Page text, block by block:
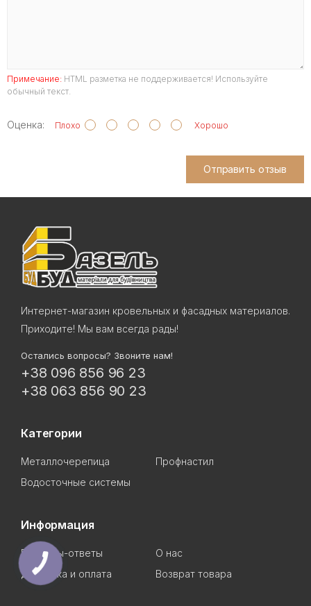
Примечание: HTML разметка не поддерживается! Используйте
обычный текст.
Оценка: Плохо Хорошо
Отправить отзыв
Интернет-магазин кровельных и фасадных материалов.
Приходите! Мы вам всегда рады!
Остались вопросы? Звоните нам!
+38 096 856 96 23
+38 063 856 90 23
Категории
Металлочерепица
Профнастил
Водосточные системы
Информация
Вопросы-ответы
О нас
Доставка и оплата
Возврат товара